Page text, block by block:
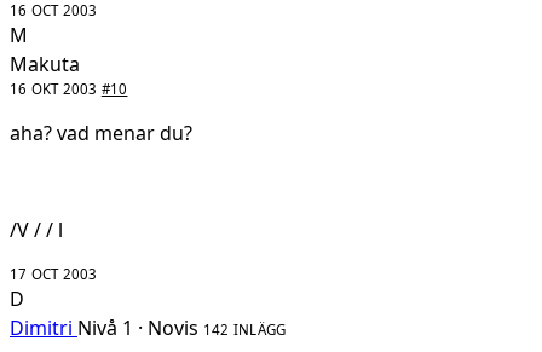
16 OCT 2003
M
Makuta
16 OKT 2003 #10
aha? vad menar du?
/V / / l
17 OCT 2003
D
Dimitri Nivå 1 · Novis 142 INLÄGG